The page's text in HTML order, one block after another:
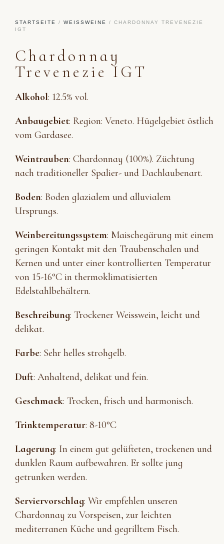
STARTSEITE / WEISSWEINE
/ CHARDONNAY TREVENEZIE
IGT
Chardonnay
Trevenezie IGT
Alkohol: 12.5% vol.
Anbaugebiet: Region: Veneto. Hügelgebiet östlich
vom Gardasee.
Weintrauben: Chardonnay (100%). Züchtung
nach traditioneller Spalier- und Dachlaubenart.
Boden: Boden glazialem und alluvialem
Ursprungs.
Weinbereitungssystem: Maischegärung mit einem
geringen Kontakt mit den Traubenschalen und
Kernen und unter einer kontrollierten Temperatur
von 15-16°C in thermoklimatisierten
Edelstahlbehältern.
Beschreibung: Trockener Weisswein, leicht und
delikat.
Farbe: Sehr helles strohgelb.
Duft: Anhaltend, delikat und fein.
Geschmack: Trocken, frisch und harmonisch.
Trinktemperatur: 8-10°C
Lagerung: In einem gut gelüfteten, trockenen und
dunklen Raum aufbewahren. Er sollte jung
getrunken werden.
Serviervorschlag: Wir empfehlen unseren
Chardonnay zu Vorspeisen, zur leichten
mediterranen Küche und gegrilltem Fisch.